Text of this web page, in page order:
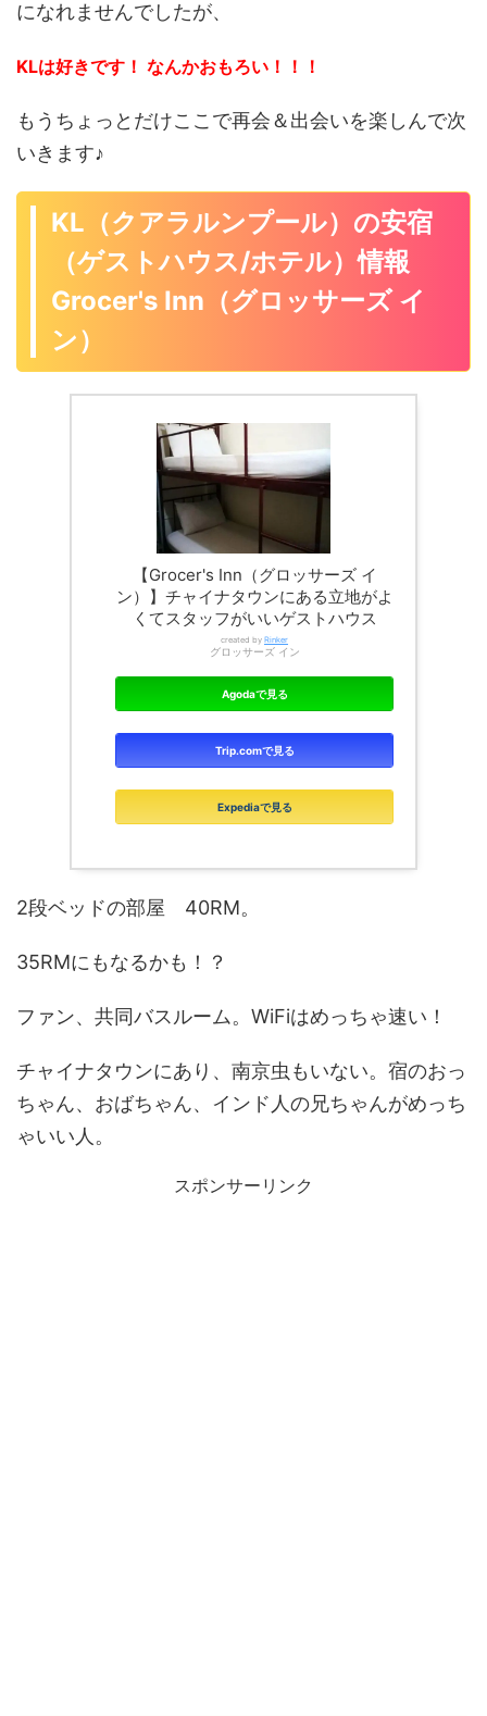
になれませんでしたが、
KLは好きです！ なんかおもろい！！！
もうちょっとだけここで再会＆出会いを楽しんで次
いきます♪
KL（クアラルンプール）の安宿
（ゲストハウス/ホテル）情報
Grocer's Inn（グロッサーズ イ
ン）
【Grocer's Inn（グロッサーズ イ
ン）】チャイナタウンにある立地がよ
くてスタッフがいいゲストハウス
created by Rinker
グロッサーズ イン
Agodaで見る
Trip.comで見る
Expediaで見る
2段ベッドの部屋 40RM。
35RMにもなるかも！？
ファン、共同バスルーム。WiFiはめっちゃ速い！
チャイナタウンにあり、南京虫もいない。宿のおっ
ちゃん、おばちゃん、インド人の兄ちゃんがめっち
ゃいい人。
スポンサーリンク